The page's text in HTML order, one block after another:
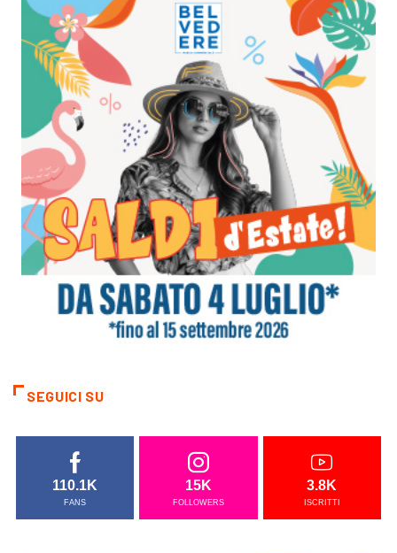
SEGUICI SU
110.1K
FANS
15K
FOLLOWERS
3.8K
ISCRITTI